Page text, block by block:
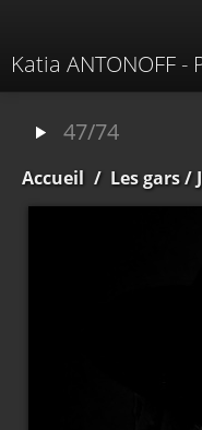
Katia ANTONOFF
47/74
Accueil / Les gars/